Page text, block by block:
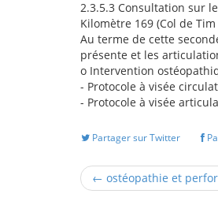
2.3.5.3 Consultation sur le
Kilomètre 169 (Col de
Au terme de cette
présente et les
o Intervention
- Protocole à visée
- Protocole à visée
Partager sur Twitter
← ostéopathie et